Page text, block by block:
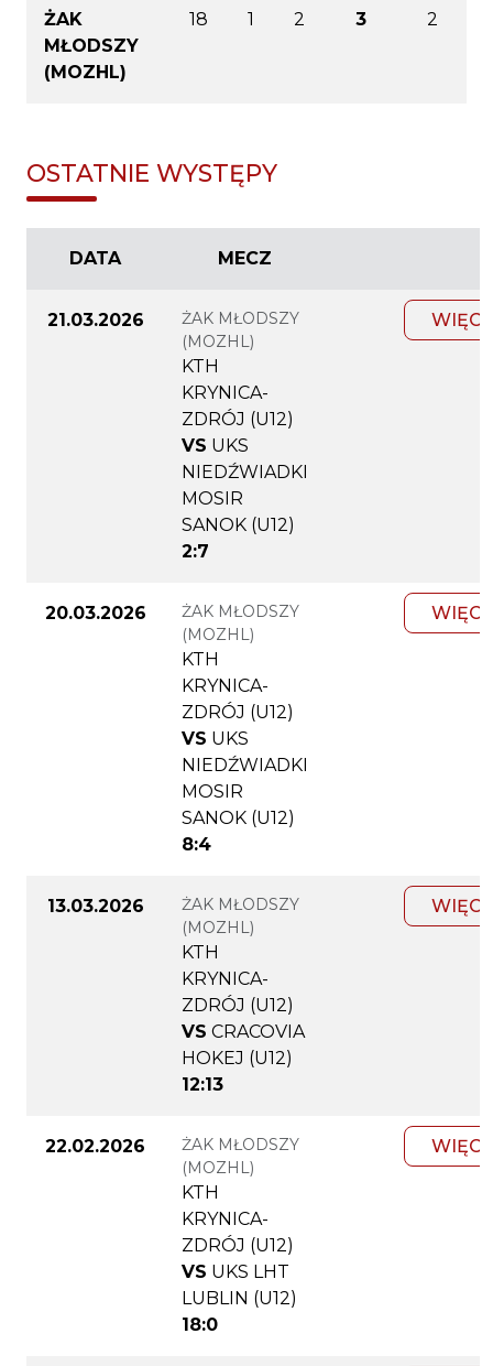
ŻAK
MŁODSZY
(MOZHL)
18 1 2 3 2
OSTATNIE WYSTĘPY
DATA MECZ
21.03.2026
ŻAK MŁODSZY
(MOZHL)
KTH
KRYNICA-
ZDRÓJ (U12)
VS UKS
NIEDŹWIADKI
MOSIR
SANOK (U12)
2:7
20.03.2026
ŻAK MŁODSZY
(MOZHL)
KTH
KRYNICA-
ZDRÓJ (U12)
VS UKS
NIEDŹWIADKI
MOSIR
SANOK (U12)
8:4
13.03.2026
ŻAK MŁODSZY
(MOZHL)
KTH
KRYNICA-
ZDRÓJ (U12)
VS CRACOVIA
HOKEJ (U12)
12:13
22.02.2026
ŻAK MŁODSZY
(MOZHL)
KTH
KRYNICA-
ZDRÓJ (U12)
VS UKS LHT
LUBLIN (U12)
18:0